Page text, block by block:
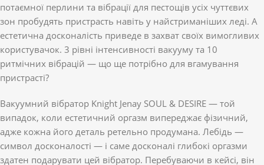
потаємної перлини та вібрації для пестощів усіх чуттєвих
зон пробудять пристрасть навіть у найстриманіших леді. А
естетична досконалість приведе в захват своїх вимогливих
користувачок. 3 рівні інтенсивності вакууму та 10
ритмічних вібрацій — що ще потрібно для вгамування
пристрасті?
Вакуумний вібратор Knight Jenay SOUL & DESIRE — той
випадок, коли естетичний оргазм випереджає фізичний,
адже кожна його деталь ретельно продумана. Лебідь —
символ досконалості — і саме досконалі глибокі оргазми
здатен подарувати цей вібратор. Перебуваючи в кейсі, він